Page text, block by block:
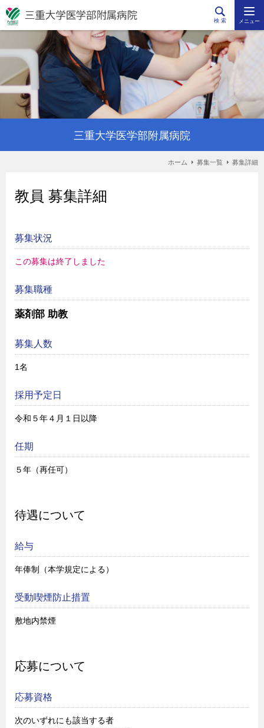
検 索 メニュー
三重大学医学部附属病院
ホーム 募集一覧 募集詳細
教員 募集詳細
募集状況
この募集は終了しました
募集職種
薬剤部 助教
募集人数
1名
採用予定日
令和５年４月１日以降
任期
５年（再任可）
待遇について
給与
年俸制（本学規定による）
受動喫煙防止措置
敷地内禁煙
応募について
応募資格
次のいずれにも該当する者